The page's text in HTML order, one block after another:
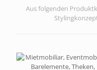
Aus folgenden